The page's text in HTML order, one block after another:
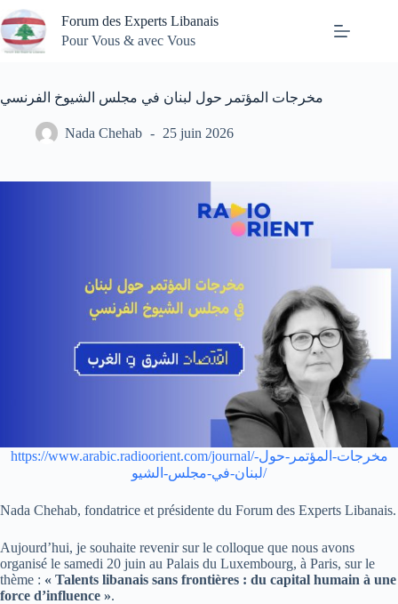
Passer
au
contenu
Forum des Experts Libanais
Pour Vous & avec Vous
مخرجات المؤتمر حول لبنان في مجلس الشيوخ الفرنسي
Nada Chehab 25 juin 2026
https://www.arabic.radioorient.com/journal/مخرجات-المؤتمر-حول-
لبنان-في-مجلس-الشيو/
Nada Chehab, fondatrice et présidente du Forum des Experts Libanais.
Aujourd’hui, je souhaite revenir sur le colloque que nous avons
organisé le samedi 20 juin au Palais du Luxembourg, à Paris, sur le
thème : « Talents libanais sans frontières : du capital humain à une
force d’influence ».